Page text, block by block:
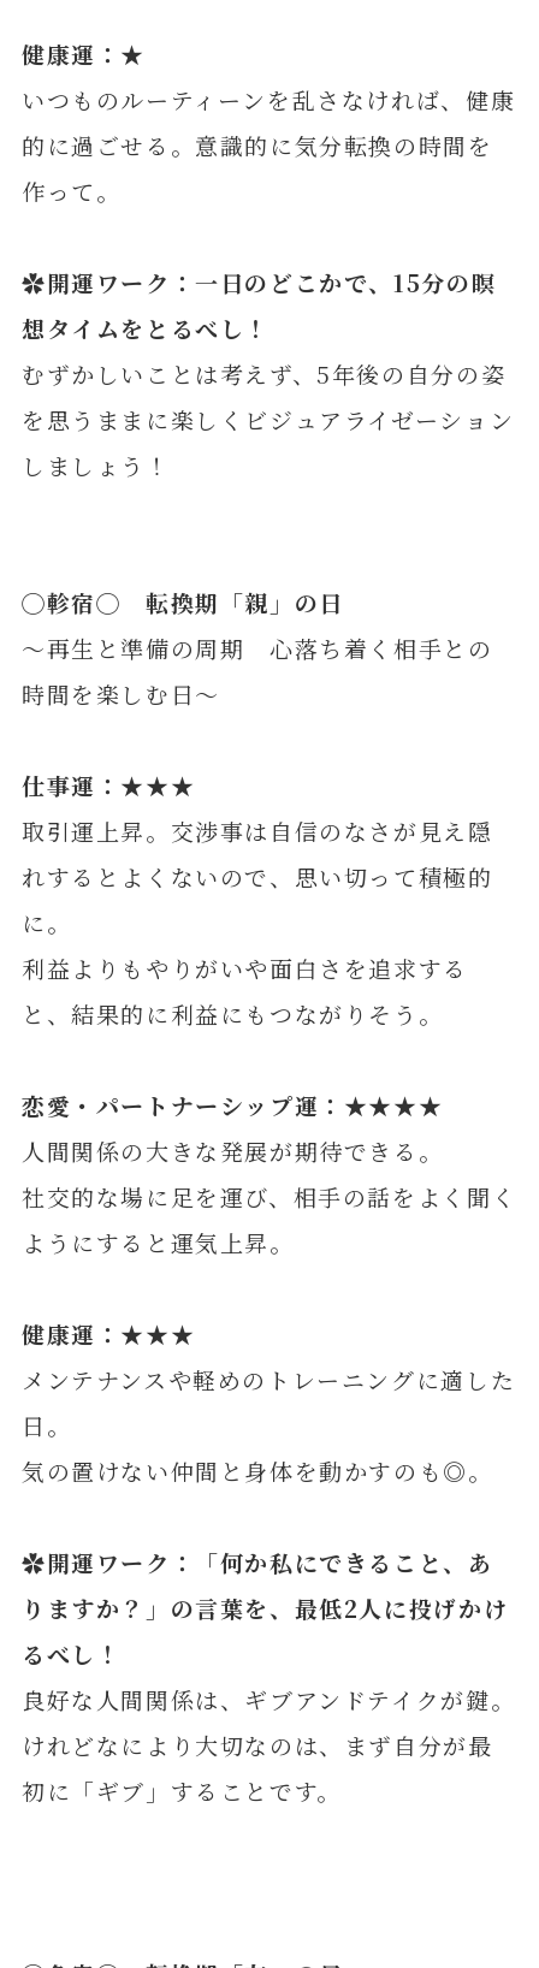
健康運：★
いつものルーティーンを乱さなければ、健康
的に過ごせる。意識的に気分転換の時間を
作って。
✿開運ワーク：一日のどこかで、15分の瞑
想タイムをとるべし！
むずかしいことは考えず、5年後の自分の姿
を思うままに楽しくビジュアライゼーション
しましょう！
◯軫宿◯ 転換期「親」の日
～再生と準備の周期 心落ち着く相手との
時間を楽しむ日～
仕事運：★★★
取引運上昇。交渉事は自信のなさが見え隠
れするとよくないので、思い切って積極的
に。
利益よりもやりがいや面白さを追求する
と、結果的に利益にもつながりそう。
恋愛・パートナーシップ運：★★★★
人間関係の大きな発展が期待できる。
社交的な場に足を運び、相手の話をよく聞く
ようにすると運気上昇。
健康運：★★★
メンテナンスや軽めのトレーニングに適した
日。
気の置けない仲間と身体を動かすのも◎。
✿開運ワーク：「何か私にできること、あ
りますか？」の言葉を、最低2人に投げかけ
るべし！
良好な人間関係は、ギブアンドテイクが鍵。
けれどなにより大切なのは、まず自分が最
初に「ギブ」することです。